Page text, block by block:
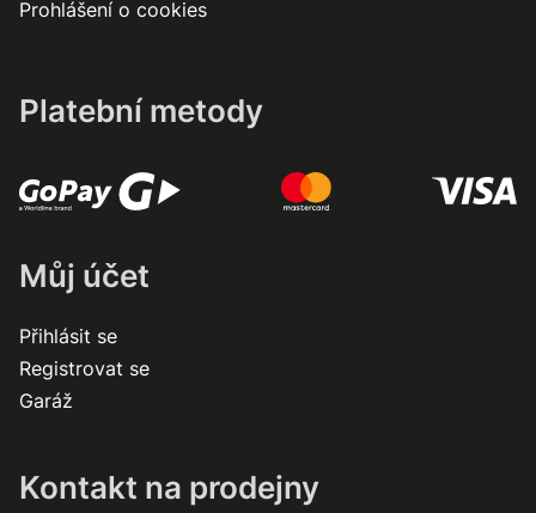
Prohlášení o cookies
Platební metody
Můj účet
Přihlásit se
Registrovat se
Garáž
Kontakt na prodejny